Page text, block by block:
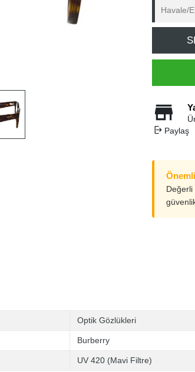
Havale/
Paylaş
Değerli
Optik Gözlükleri
Burberry
UV 420 (Mavi Filtre)